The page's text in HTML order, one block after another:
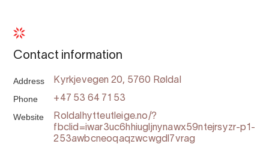
Contact information
Address Kyrkjevegen 20, 5760 Røldal
Phone +47 53 64 71 53
Website
Roldalhytteutleige.no/?
fbclid=iwar3uc6hhiugljnynawx59ntejrsyzr-p1-
253awbcneoqaqzwcwgdl7vrag